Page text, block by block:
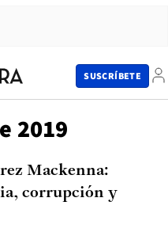
SUSCRÍBETE
2019
Mackenna:
corrupción y